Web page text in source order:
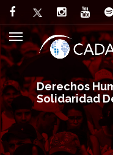
Derechos
Solidaridad